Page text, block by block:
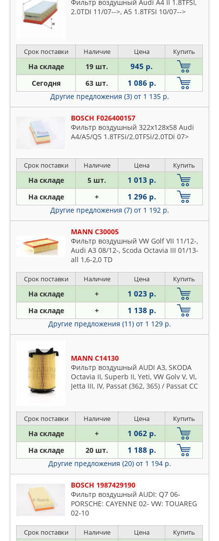
Фильтр воздушный Audi A4 II 1.8TFSI,
2.0TDI 11/07-->, A5 1.8TFSI 10/07-->
Срок поставки Наличие Цена Купить
На складе 19 шт. 945 р.
Сегодня 63 шт. 1 086 р.
Другие предложения (3) от 1 135 р.
BOSCH F026400157
Фильтр воздушный 322x128x58 Audi
A4/A5/Q5 1.8TFSi/2.0TFSi/2.0TDi 07>
Срок поставки Наличие Цена Купить
На складе 5 шт. 1 013 р.
На складе + 1 296 р.
Другие предложения (7) от 1 192 р.
MANN C30005
Фильтр воздушный VW Golf VII 11/12-,
Audi A3 08/12-, Scoda Octavia III 01/13-
all 1,6-2,0 TD
Срок поставки Наличие Цена Купить
На складе + 1 023 р.
На складе + 1 138 р.
Другие предложения (11) от 1 129 р.
MANN C14130
Фильтр воздушный AUDI A3, SKODA
Octavia II, Superb II, Yeti, VW Golv V, VI,
Jetta III, IV, Passat (362, 365) / Passat CC
Срок поставки Наличие Цена Купить
На складе + 1 062 р.
На складе 20 шт. 1 188 р.
Другие предложения (20) от 1 194 р.
BOSCH 1987429190
Фильтр воздушный AUDI: Q7 06-
PORSCHE: CAYENNE 02- VW: TOUAREG
02-10
Срок поставки Наличие Цена Купить